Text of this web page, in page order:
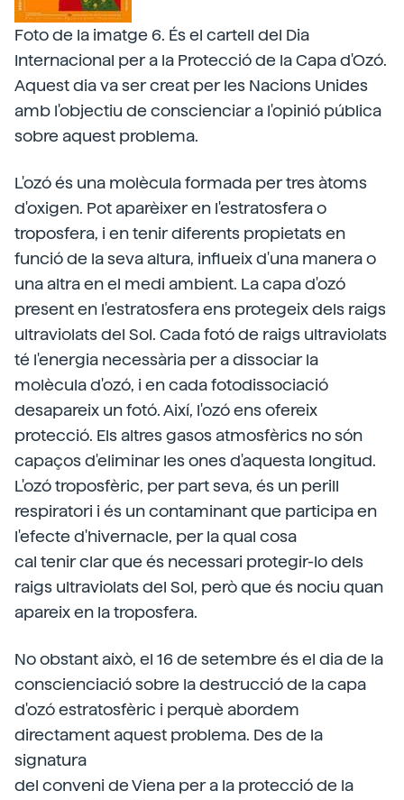
Foto de la imatge 6. És el cartell del Dia
Internacional per a la Protecció de la Capa d'Ozó.
Aquest dia va ser creat per les Nacions Unides
amb l'objectiu de conscienciar a l'opinió pública
sobre aquest problema.
L'ozó és una molècula formada per tres àtoms
d'oxigen. Pot aparèixer en l'estratosfera o
troposfera, i en tenir diferents propietats en
funció de la seva altura, influeix d'una manera o
una altra en el medi ambient. La capa d'ozó
present en l'estratosfera ens protegeix dels raigs
ultraviolats del Sol. Cada fotó de raigs ultraviolats
té l'energia necessària per a dissociar la
molècula d'ozó, i en cada fotodissociació
desapareix un fotó. Així, l'ozó ens ofereix
protecció. Els altres gasos atmosfèrics no són
capaços d'eliminar les ones d'aquesta longitud.
L'ozó troposfèric, per part seva, és un perill
respiratori i és un contaminant que participa en
l'efecte d'hivernacle, per la qual cosa
cal tenir clar que és necessari protegir-lo dels
raigs ultraviolats del Sol, però que és nociu quan
apareix en la troposfera.
No obstant això, el 16 de setembre és el dia de la
conscienciació sobre la destrucció de la capa
d'ozó estratosfèric i perquè abordem
directament aquest problema. Des de la
signatura
del conveni de Viena per a la protecció de la